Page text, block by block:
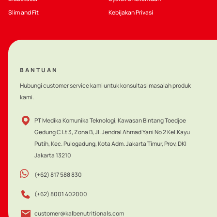
Slim and Fit
Kebijakan Privasi
BANTUAN
Hubungi customer service kami untuk konsultasi masalah produk
kami.
PT Medika Komunika Teknologi, Kawasan Bintang Toedjoe
Gedung C Lt 3, Zona B, Jl. Jendral Ahmad Yani No 2 Kel.Kayu
Putih, Kec. Pulogadung, Kota Adm. Jakarta Timur, Prov, DKI
Jakarta 13210
(+62) 817 588 830
(+62) 8001 402000
customer@kalbenutritionals.com